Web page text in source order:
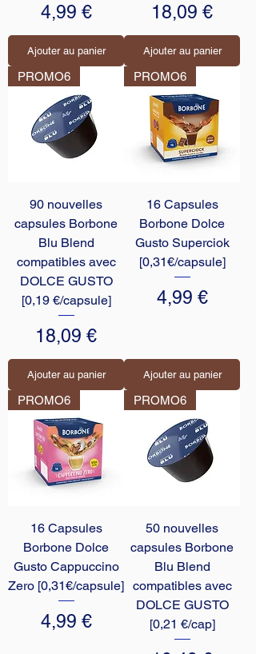
Prix
4,99 €
Ajouter au panier
Prix
18,09 €
Ajouter au panier
PROMO6
90 nouvelles
capsules Borbone
Blu Blend
compatibles avec
DOLCE GUSTO
[0,19 €/capsule]
Prix
18,09 €
Ajouter au panier
PROMO6
16 Capsules
Borbone Dolce
Gusto Superciok
[0,31€/capsule]
Prix
4,99 €
Ajouter au panier
PROMO6
16 Capsules
Borbone Dolce
Gusto Cappuccino
Zero [0,31€/capsule]
Prix
4,99 €
PROMO6
50 nouvelles
capsules Borbone
Blu Blend
compatibles avec
DOLCE GUSTO
[0,21 €/cap]